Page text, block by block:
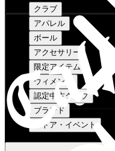
クラブ
アパレル
ボール
アクセサリー
限定アイテム
ウィメンズ
認定中古クラブ
ブランド
ストア・イベント